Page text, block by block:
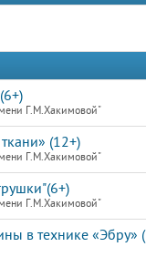
Г.М.Хакимовой"
(12+)
Г.М.Хакимовой"
Г.М.Хакимовой"
в технике